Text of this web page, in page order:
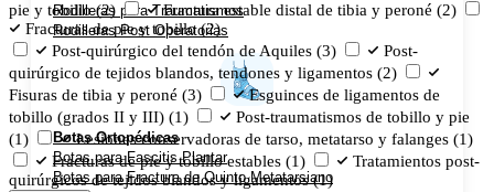
Rodilleras para Traumatismos
Rodilleras Post Operatorias
Botas Ortopédicas
Botas para Fascitis Plantar
Botas para Fractura de Quinto Metatarsiano
pie y tobillo(2) Fractura estable distal de tibia y peroné (2)
Fracturas de pie y tobillo(2)
Post-quirúrgico del tendón de Aquiles (3)
Post-
quirúrgico de tejidos blandos, tendones y ligamentos (2)
Fisuras de tibia y peroné (3)
Esguinces de ligamentos de
tobillo (grados II y III) (1)
Post-traumatismos de tobillo y pie
(1)
Lesiones conservadoras de tarso, metatarso y falanges (1)
Fracturas de pie y tobillo estables (1)
Tratamientos post-
quirúrgicos de tejidos blandos y ligamentos(1)